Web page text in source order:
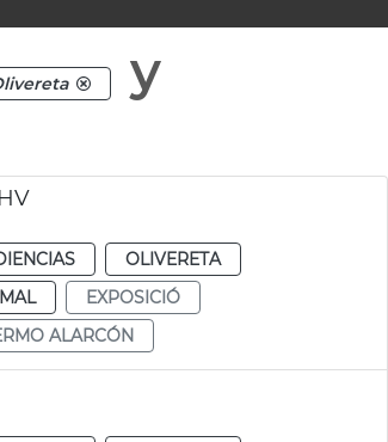
y
OLIVERETA
EXPOSICIÓ
ALARCÓN